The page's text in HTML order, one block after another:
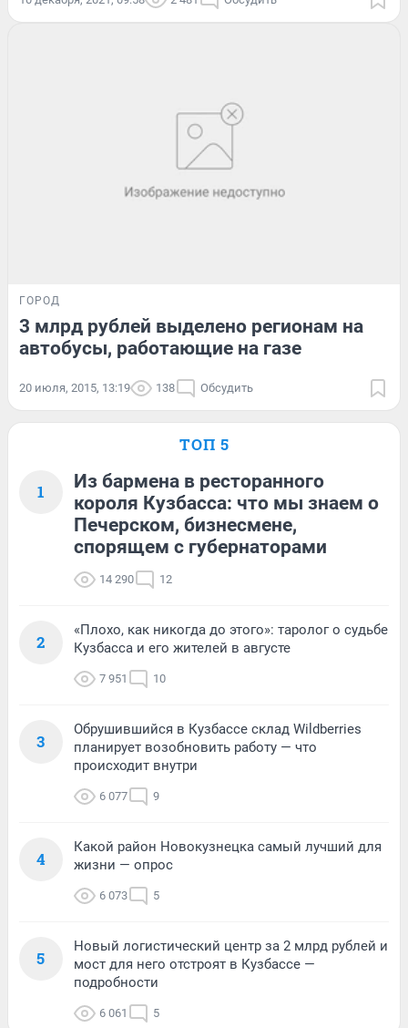
ГОРОД
3 млрд рублей выделено регионам на
автобусы, работающие на газе
20 июля, 2015, 13:19 138 Обсудить
ТОП 5
1
Из бармена в ресторанного
короля Кузбасса: что мы знаем о
Печерском, бизнесмене,
спорящем с губернаторами
14 290 12
2
«Плохо, как никогда до этого»: таролог о судьбе
Кузбасса и его жителей в августе
7 951 10
3
Обрушившийся в Кузбассе склад Wildberries
планирует возобновить работу — что
происходит внутри
6 077 9
4
Какой район Новокузнецка самый лучший для
жизни — опрос
6 073 5
5
Новый логистический центр за 2 млрд рублей и
мост для него отстроят в Кузбассе —
подробности
6 061 5